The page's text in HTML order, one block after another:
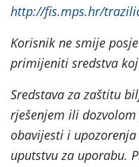
http://fis.mps.hr/
Korisnik ne smije
primijeniti sredstva
Sredstava za zaštitu
rješenjem ili
obavijesti i
uputstvu za uporabu.